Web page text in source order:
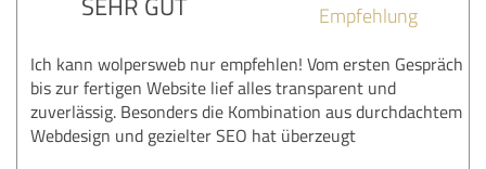
Empfehlung
Ich kann wolpersweb nur empfehlen! Vom ersten Gespräch
bis zur fertigen Website lief alles transparent und
zuverlässig. Besonders die Kombination aus durchdachtem
Webdesign und gezielter SEO hat überzeugt